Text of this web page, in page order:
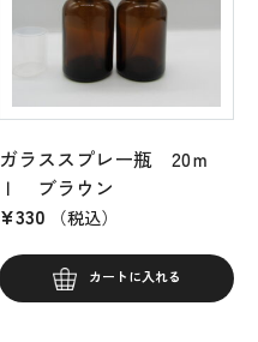
ガラススプレー瓶 20ｍ
ｌ ブラウン
¥330 （税込）
カートに入れる